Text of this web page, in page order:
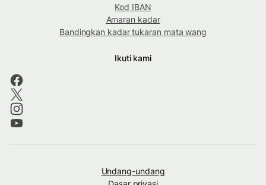
Kod IBAN
Amaran kadar
Bandingkan kadar tukaran mata wang
Ikuti kami
Undang-undang